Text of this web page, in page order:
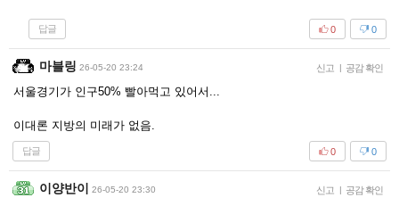
답글 0
0
마블링 26-05-20 23:24 신고 | 공감 확인
서울경기가 인구50% 빨아먹고 있어서...
이대론 지방의 미래가 없음.
답글 0
0
이양반이 26-05-20 23:30 신고 | 공감 확인